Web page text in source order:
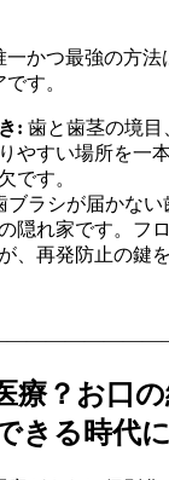
かつ最強の方法
す。
: 歯と歯茎の境目
やすい場所を一
です。
ブラシが届かな
隠れ家です。フ
、再発防止の鍵
療？お口
きる時代に